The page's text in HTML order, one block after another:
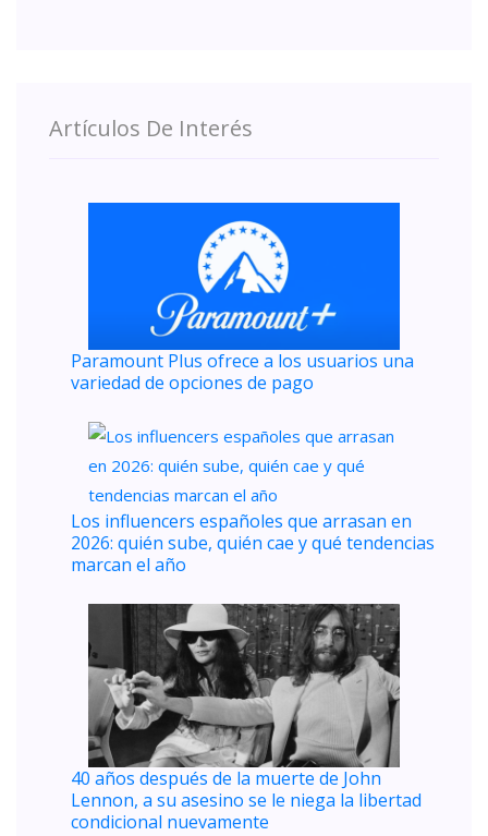
Artículos De Interés
Paramount Plus ofrece a los usuarios una
variedad de opciones de pago
Los influencers españoles que arrasan en
2026: quién sube, quién cae y qué tendencias
marcan el año
40 años después de la muerte de John
Lennon, a su asesino se le niega la libertad
condicional nuevamente